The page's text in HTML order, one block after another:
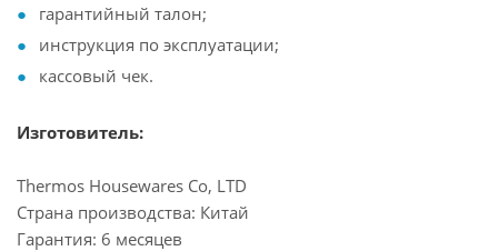
гарантийный талон;
инструкция по эксплуатации;
кассовый чек.
Изготовитель:
Thermos Housewares Co, LTD
Страна производства: Китай
Гарантия: 6 месяцев